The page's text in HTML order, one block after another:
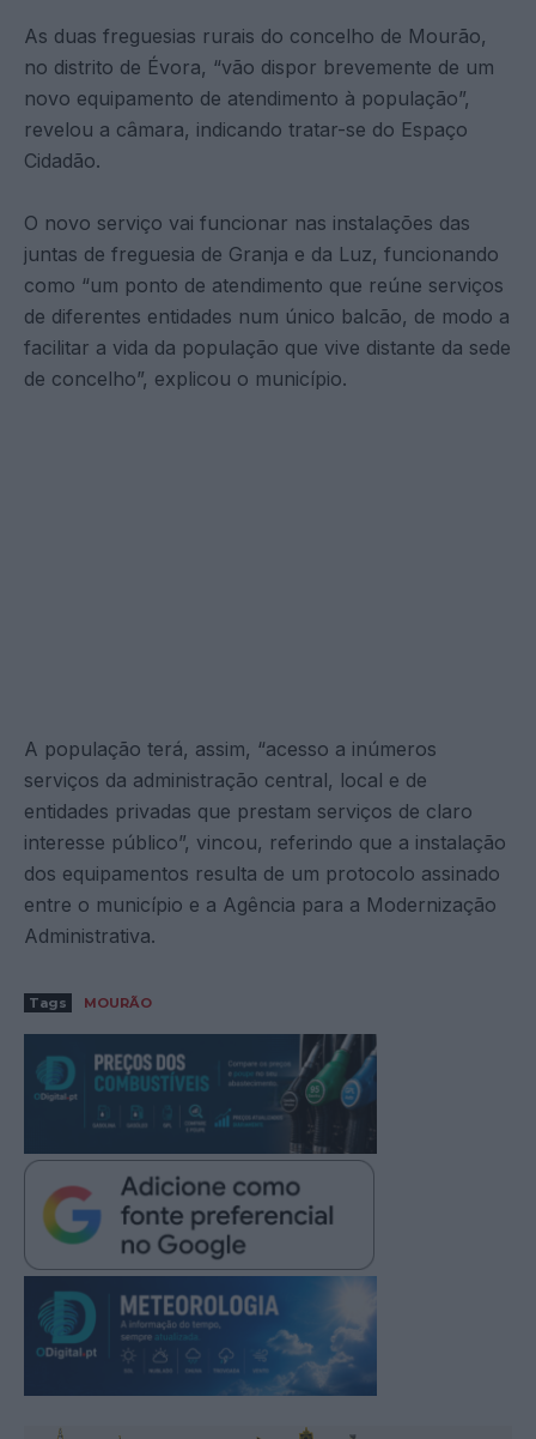
As duas freguesias rurais do concelho de Mourão,
no distrito de Évora, “vão dispor brevemente de um
novo equipamento de atendimento à população”,
revelou a câmara, indicando tratar-se do Espaço
Cidadão.
O novo serviço vai funcionar nas instalações das
juntas de freguesia de Granja e da Luz, funcionando
como “um ponto de atendimento que reúne serviços
de diferentes entidades num único balcão, de modo a
facilitar a vida da população que vive distante da sede
de concelho”, explicou o município.
A população terá, assim, “acesso a inúmeros
serviços da administração central, local e de
entidades privadas que prestam serviços de claro
interesse público”, vincou, referindo que a instalação
dos equipamentos resulta de um protocolo assinado
entre o município e a Agência para a Modernização
Administrativa.
Tags MOURÃO